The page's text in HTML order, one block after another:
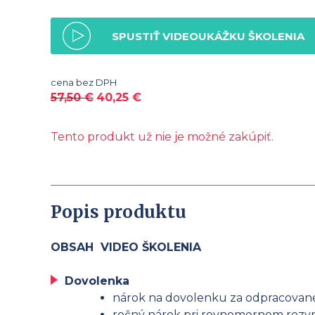
SPUSTIŤ VIDEOUKÁŽKU ŠKOLENIA
cena bez DPH
57,50€ 40,25 €
Tento produkt už nie je možné zakúpiť.
Popis produktu
OBSAH VIDEO ŠKOLENIA
Dovolenka
nárok na dovolenku za